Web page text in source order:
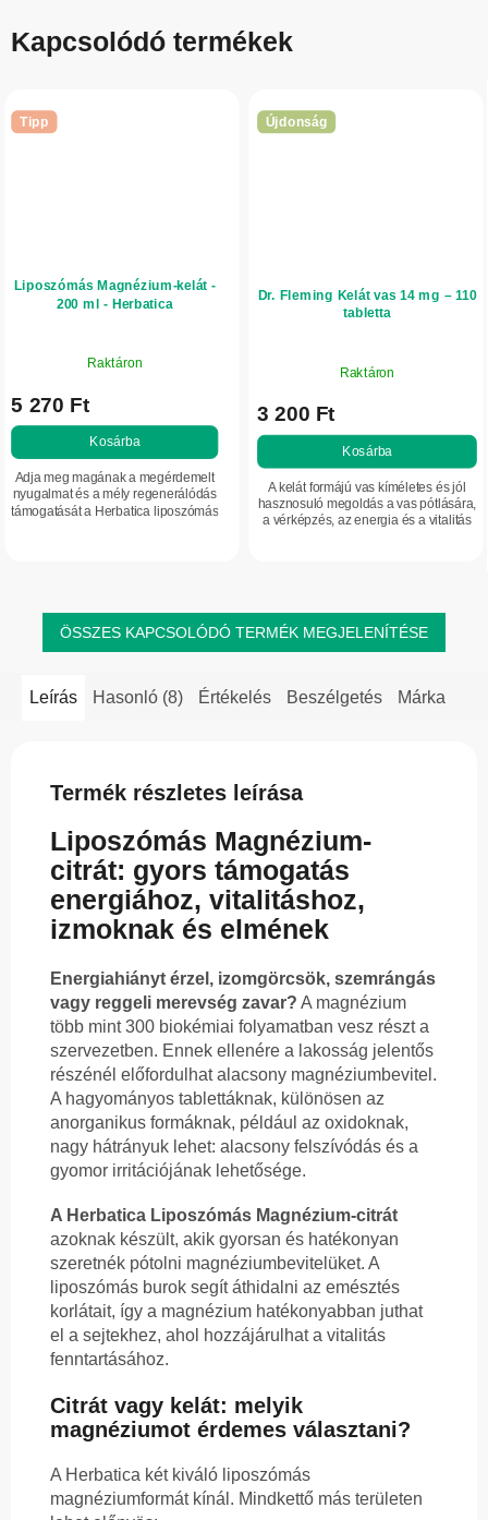
Kapcsolódó termékek
Tipp
Liposzómás Magnézium-kelát -
200 ml - Herbatica
Raktáron
5 270 Ft
Kosárba
Adja meg magának a megérdemelt
nyugalmat és a mély regenerálódás
támogatását a Herbatica liposzómás
Újdonság
Dr. Fleming Kelát vas 14 mg – 110
tabletta
Raktáron
3 200 Ft
Kosárba
A kelát formájú vas kíméletes és jól
hasznosuló megoldás a vas pótlására,
a vérképzés, az energia és a vitalitás
ÖSSZES KAPCSOLÓDÓ TERMÉK MEGJELENÍTÉSE
Leírás Hasonló (8) Értékelés Beszélgetés Márka
Termék részletes leírása
Liposzómás Magnézium-
citrát: gyors támogatás
energiához, vitalitáshoz,
izmoknak és elmének
Energiahiányt érzel, izomgörcsök, szemrángás
vagy reggeli merevség zavar? A magnézium
több mint 300 biokémiai folyamatban vesz részt a
szervezetben. Ennek ellenére a lakosság jelentős
részénél előfordulhat alacsony magnéziumbevitel.
A hagyományos tablettáknak, különösen az
anorganikus formáknak, például az oxidoknak,
nagy hátrányuk lehet: alacsony felszívódás és a
gyomor irritációjának lehetősége.
A Herbatica Liposzómás Magnézium-citrát
azoknak készült, akik gyorsan és hatékonyan
szeretnék pótolni magnéziumbevitelüket. A
liposzómás burok segít áthidalni az emésztés
korlátait, így a magnézium hatékonyabban juthat
el a sejtekhez, ahol hozzájárulhat a vitalitás
fenntartásához.
Citrát vagy kelát: melyik
magnéziumot érdemes választani?
A Herbatica két kiváló liposzómás
magnéziumformát kínál. Mindkettő más területen